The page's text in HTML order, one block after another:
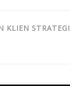
KLIEN